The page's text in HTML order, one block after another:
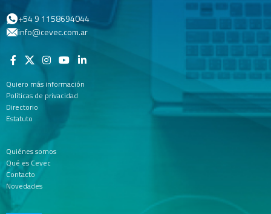
+54 9 1158694044
info@cevec.com.ar
Quiero más información
Políticas de privacidad
Directorio
Estatuto
Quiénes somos
Qué es Cevec
Contacto
Novedades